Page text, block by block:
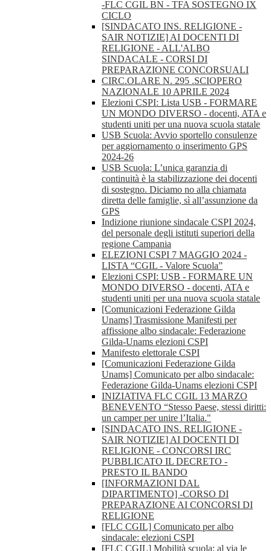
-FLC CGIL BN - TFA SOSTEGNO IX
CICLO
[SINDACATO INS. RELIGIONE -
SAIR NOTIZIE] AI DOCENTI DI
RELIGIONE - ALL'ALBO
SINDACALE - CORSI DI
PREPARAZIONE CONCORSUALI
CIRC.OLARE N. 295 .SCIOPERO
NAZIONALE 10 APRILE 2024
Elezioni CSPI: Lista USB - FORMARE
UN MONDO DIVERSO - docenti, ATA e
studenti uniti per una nuova scuola statale
USB Scuola: Avvio sportello consulenze
per aggiornamento o inserimento GPS
2024-26
USB Scuola: L’unica garanzia di
continuità è la stabilizzazione dei docenti
di sostegno. Diciamo no alla chiamata
diretta delle famiglie, sì all’assunzione da
GPS
Indizione riunione sindacale CSPI 2024,
del personale degli istituti superiori della
regione Campania
ELEZIONI CSPI 7 MAGGIO 2024 -
LISTA “CGIL - Valore Scuola”
Elezioni CSPI: USB - FORMARE UN
MONDO DIVERSO - docenti, ATA e
studenti uniti per una nuova scuola statale
[Comunicazioni Federazione Gilda
Unams] Trasmissione Manifesti per
affissione albo sindacale: Federazione
Gilda-Unams elezioni CSPI
Manifesto elettorale CSPI
[Comunicazioni Federazione Gilda
Unams] Comunicato per albo sindacale:
Federazione Gilda-Unams elezioni CSPI
INIZIATIVA FLC CGIL 13 MARZO
BENEVENTO “Stesso Paese, stessi diritti:
un camper per unire l’Italia."
[SINDACATO INS. RELIGIONE -
SAIR NOTIZIE] AI DOCENTI DI
RELIGIONE - CONCORSI IRC
PUBBLICATO IL DECRETO -
PRESTO IL BANDO
[INFORMAZIONI DAL
DIPARTIMENTO] -CORSO DI
PREPARAZIONE AI CONCORSI DI
RELIGIONE
[FLC CGIL] Comunicato per albo
sindacale: elezioni CSPI
[FLC CGIL] Mobilità scuola: al via le